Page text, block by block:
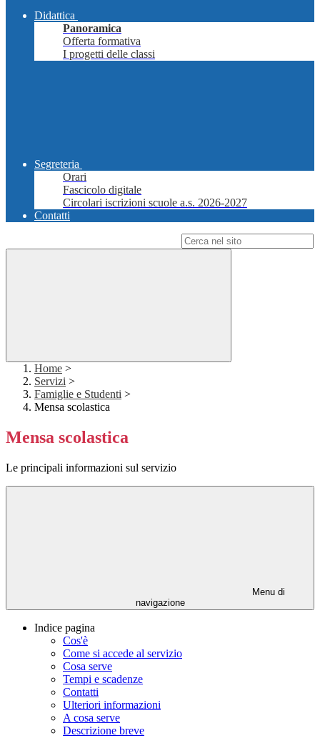
Didattica
Panoramica
Offerta formativa
I progetti delle classi
Segreteria
Orari
Fascicolo digitale
Circolari iscrizioni scuole a.s. 2026-2027
Contatti
Home >
Servizi >
Famiglie e Studenti >
Mensa scolastica
Mensa scolastica
Le principali informazioni sul servizio
Menu di
navigazione
Indice pagina
Cos'è
Come si accede al servizio
Cosa serve
Tempi e scadenze
Contatti
Ulteriori informazioni
A cosa serve
Descrizione breve